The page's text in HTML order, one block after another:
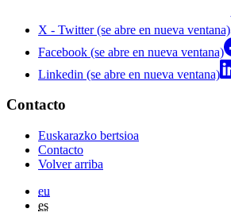
X - Twitter (se abre en nueva ventana)
Facebook (se abre en nueva ventana)
Linkedin (se abre en nueva ventana)
Contacto
Euskarazko bertsioa
Contacto
Volver arriba
eu
es